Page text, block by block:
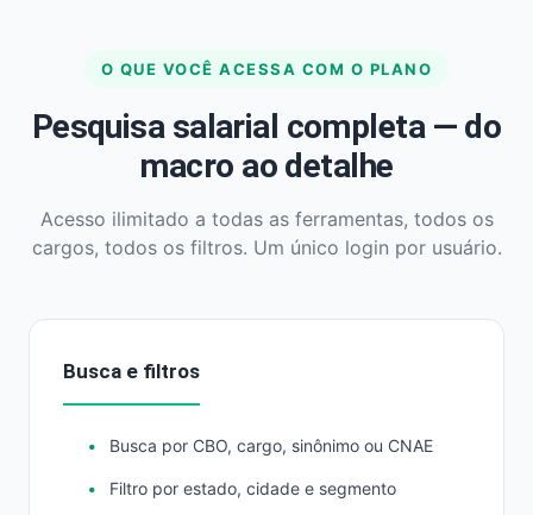
O QUE VOCÊ ACESSA COM O PLANO
Pesquisa salarial completa — do
macro ao detalhe
Acesso ilimitado a todas as ferramentas, todos os
cargos, todos os filtros. Um único login por usuário.
Busca e filtros
Busca por CBO, cargo, sinônimo ou CNAE
Filtro por estado, cidade e segmento